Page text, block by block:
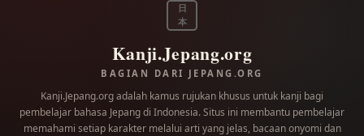
日
本
Kanji.Jepang.org
BAGIAN DARI JEPANG.ORG
Kanji.Jepang.org adalah kamus rujukan khusus untuk kanji bagi
pembelajar bahasa Jepang di Indonesia. Situs ini membantu pembelajar
memahami setiap karakter melalui arti yang jelas, bacaan onyomi dan